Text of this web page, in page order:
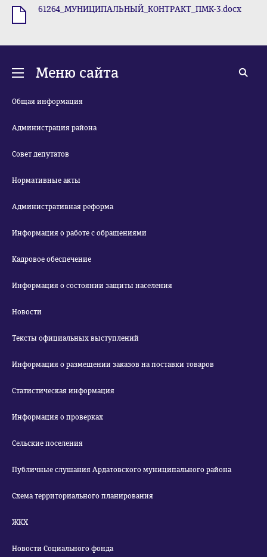
61264_МУНИЦИПАЛЬНЫЙ_КОНТРАКТ_ПМК-3.docx
Меню сайта
Общая информация
Администрация района
Совет депутатов
Нормативные акты
Административная реформа
Информация о работе с обращениями
Кадровое обеспечение
Информация о состоянии защиты населения
Новости
Тексты официальных выступлений
Информация о размещении заказов на поставки товаров
Статистическая информация
Информация о проверках
Сельские поселения
Публичные слушания Ардатовского муниципального района
Схема территориального планирования
ЖКХ
Новости Социального фонда